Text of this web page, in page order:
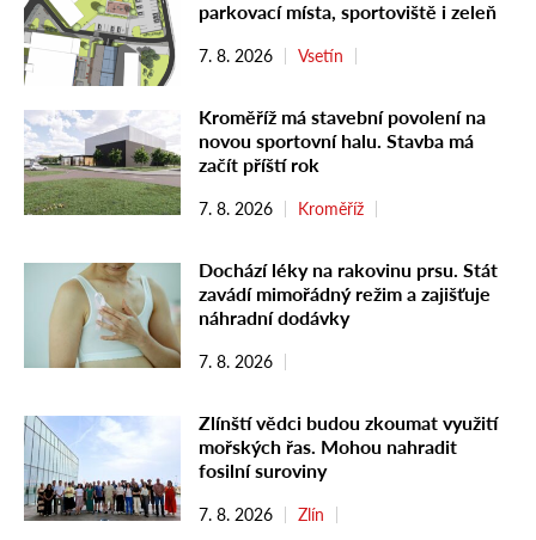
parkovací místa, sportoviště i zeleň
7. 8. 2026 Vsetín
Kroměříž má stavební povolení na
novou sportovní halu. Stavba má
začít příští rok
7. 8. 2026 Kroměříž
Dochází léky na rakovinu prsu. Stát
zavádí mimořádný režim a zajišťuje
náhradní dodávky
7. 8. 2026
Zlínští vědci budou zkoumat využití
mořských řas. Mohou nahradit
fosilní suroviny
7. 8. 2026 Zlín